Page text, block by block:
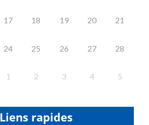
17 18 19 20 21
24 25 26 27 28
1 2 3 4 5
Liens rapides